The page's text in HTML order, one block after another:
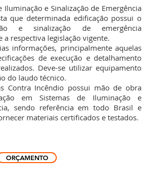
Iluminação e Sinalização de Emergência
que determinada edificação possui o
e sinalização de emergência
respectiva legislação vigente.
informações, principalmente aquelas
de execução e detalhamento
Deve-se utilizar equipamento
do laudo técnico.
Incêndio possui mão de obra
em Sistemas de Iluminação e
sendo referência em todo Brasil e
materiais certificados e testados.
ORÇAMENTO